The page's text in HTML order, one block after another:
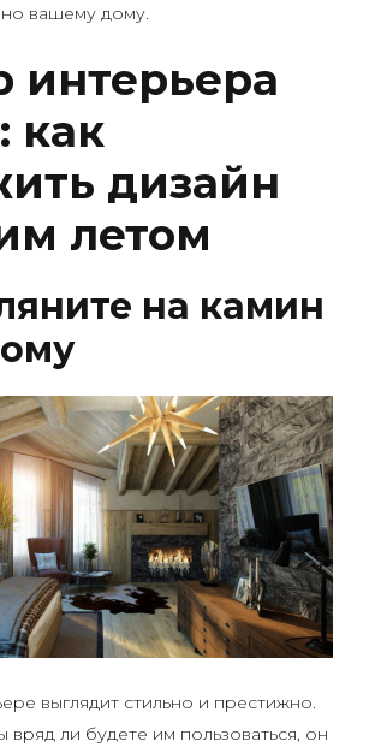
вашему дому.
интерьера
как
дизайн
летом
на камин
выглядит стильно и престижно.
вряд ли будете им пользоваться, он